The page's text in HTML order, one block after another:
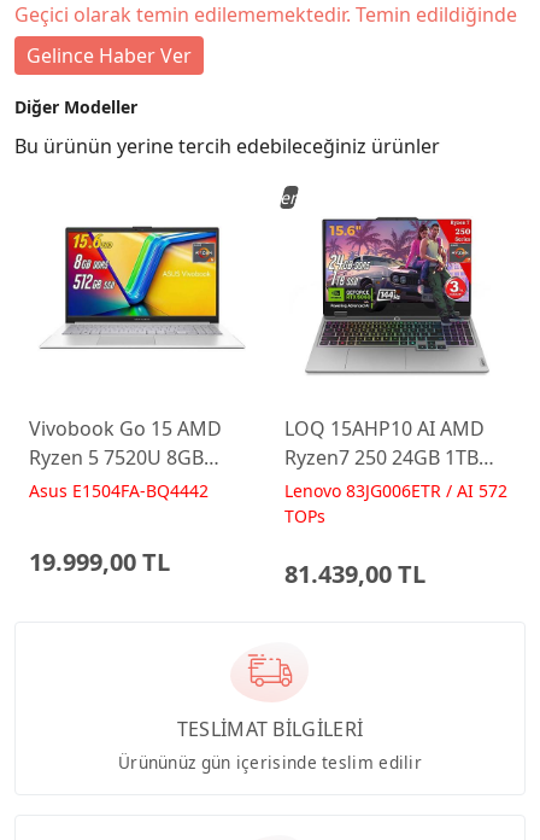
Geçici olarak temin edilememektedir. Temin edildiğinde
Gelince Haber Ver
Diğer Modeller
Bu ürünün yerine tercih edebileceğiniz ürünler
Vivobook Go 15 AMD
Ryzen 5 7520U 8GB
512GB 15.6 FreeDos
Asus E1504FA-BQ4442
19.999,00 TL
LOQ 15AHP10 AI AMD
Ryzen7 250 24GB 1TB
RTX5060 15.6 IPS FHD
FreeDos Gaming
Lenovo 83JG006ETR / AI 572
TOPs
81.439,00 TL
Yeni
TESLİMAT BİLGİLERİ
Ürününüz gün içerisinde teslim edilir